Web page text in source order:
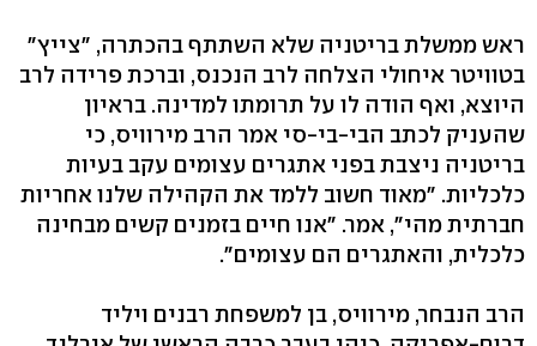
ראש ממשלת בריטניה שלא השתתף בהכתרה, "צייץ"
בטוויטר איחולי הצלחה לרב הנכנס, וברכת פרידה לרב
היוצא, ואף הודה לו על תרומתו למדינה. בראיון
שהעניק לכתב הבי-בי-סי אמר הרב מירוויס, כי
בריטניה ניצבת בפני אתגרים עצומים עקב בעיות
כלכליות. "מאוד חשוב ללמד את הקהילה שלנו אחריות
חברתית מהי", אמר. "אנו חיים בזמנים קשים מבחינה
כלכלית, והאתגרים הם עצומים".
הרב הנבחר, מירוויס, בן למשפחת רבנים ויליד